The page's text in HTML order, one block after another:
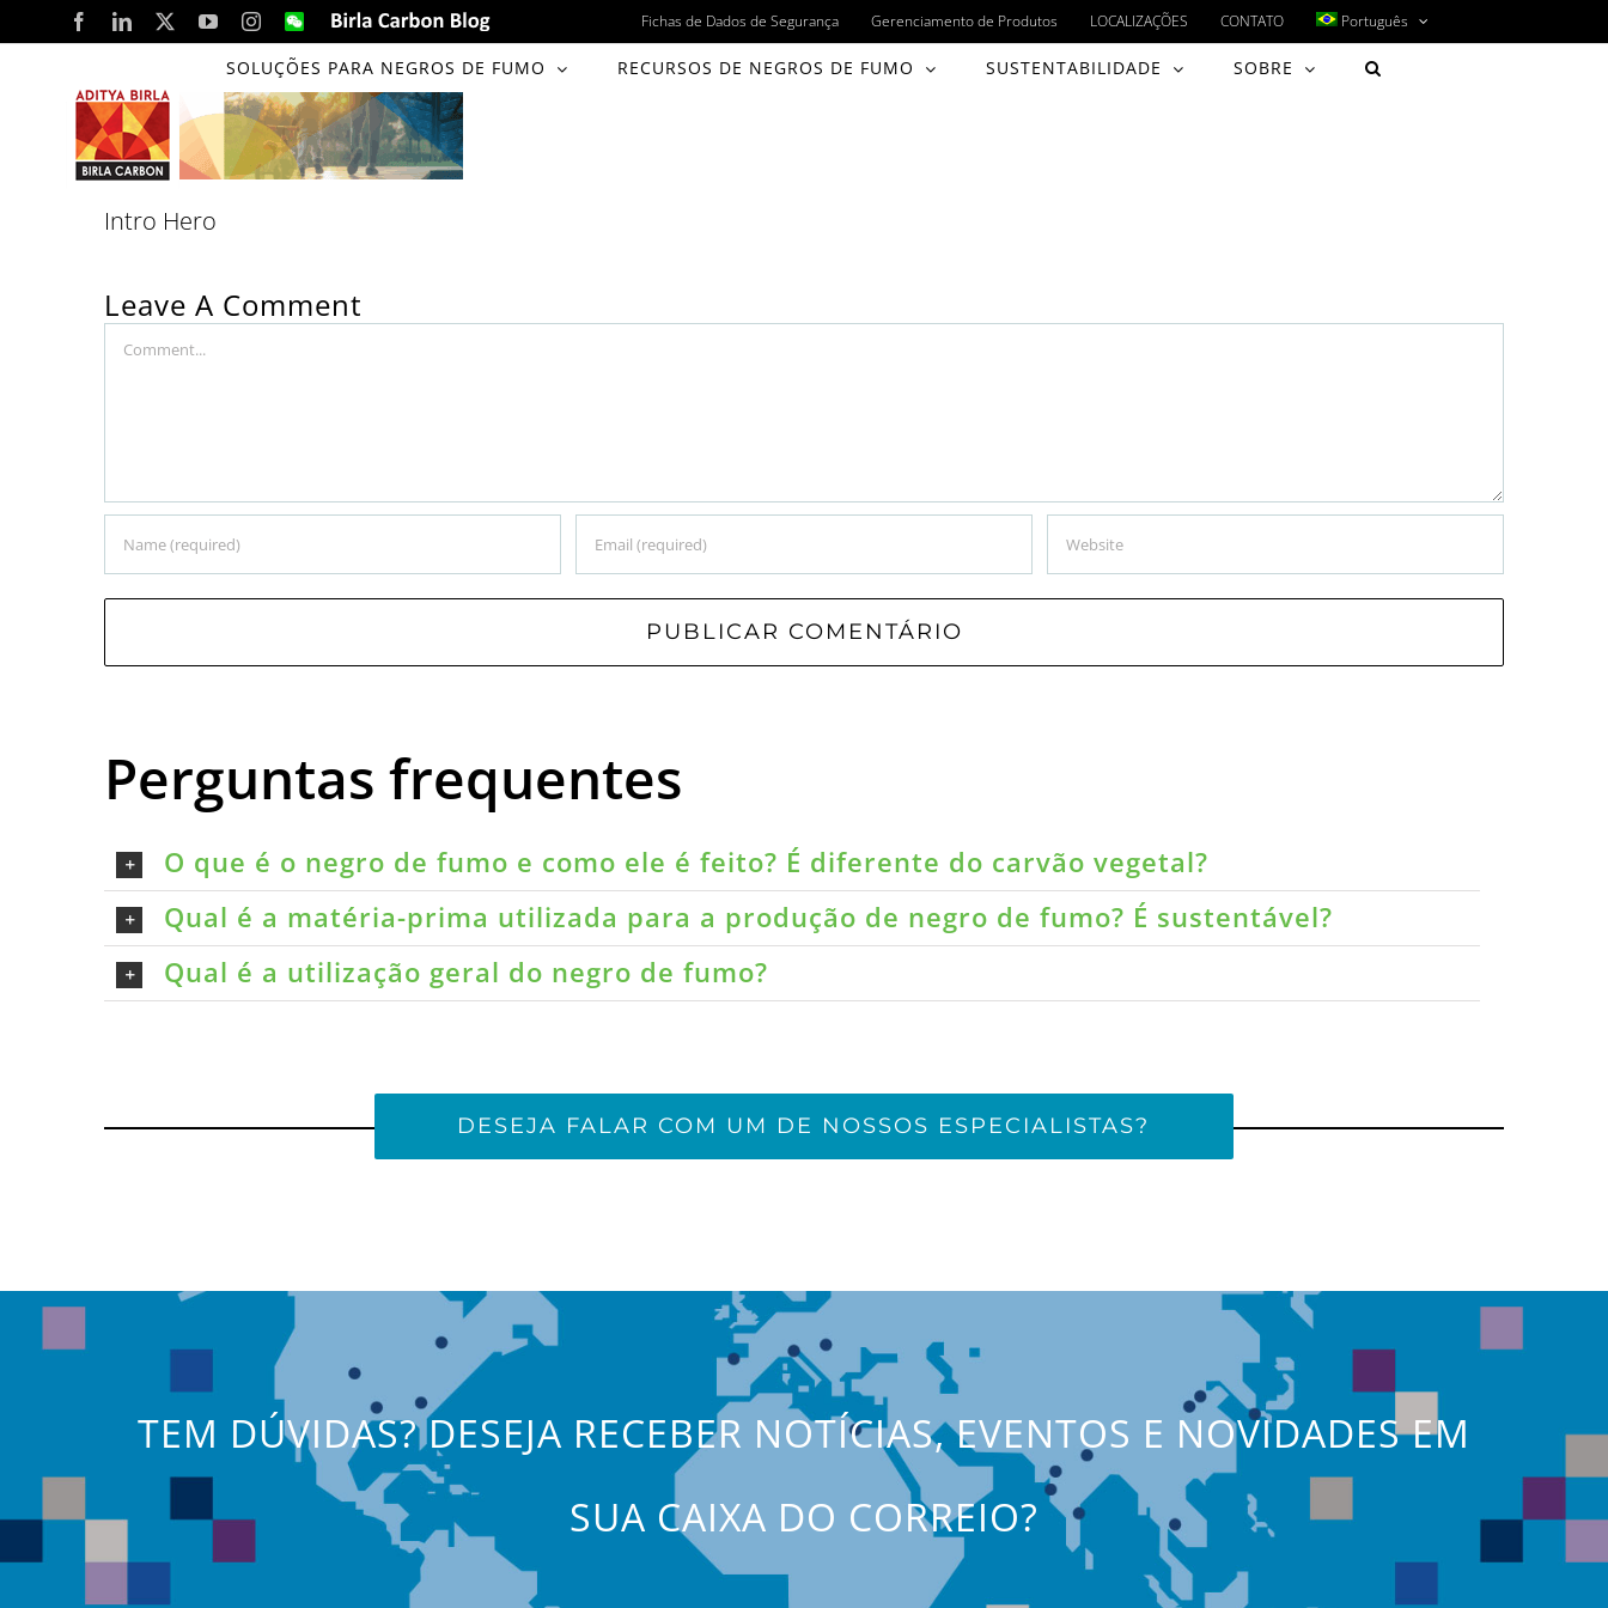
to
content
FacebookLinkedIn YouTubeInstagram
WeChatBirla
Carbon
Blog
Fichas de Dados de Segurança Gerenciamento de Produtos LOCALIZAÇÕES CONTATO Português
SOLUÇÕES PARA NEGROS DE FUMO RECURSOS DE NEGROS DE FUMO SUSTENTABILIDADE SOBRE
Intro Hero
Leave A Comment
Comment
Perguntas frequentes
O que é o negro de fumo e como ele é feito? É diferente do carvão vegetal?
Qual é a matéria-prima utilizada para a produção de negro de fumo? É sustentável?
Qual é a utilização geral do negro de fumo?
DESEJA FALAR COM UM DE NOSSOS ESPECIALISTAS?
TEM DÚVIDAS? DESEJA RECEBER NOTÍCIAS, EVENTOS E NOVIDADES EM
SUA CAIXA DO CORREIO?